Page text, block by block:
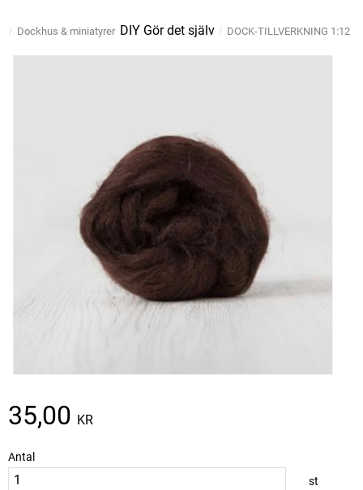
Dockhus & miniatyrer DIY Gör det själv DOCK-TILLVERKNING 1:12
35,00 KR
Antal
st